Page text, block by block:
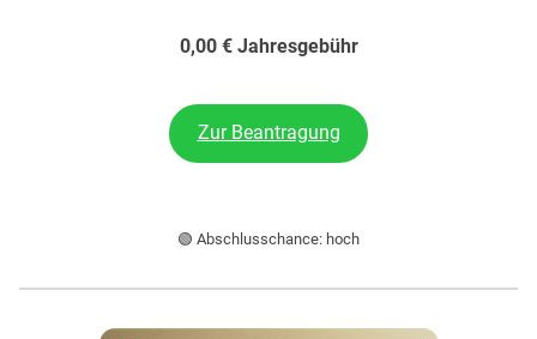
0,00 € Jahresgebühr
Zur Beantragung
🟢 Abschlusschance: hoch